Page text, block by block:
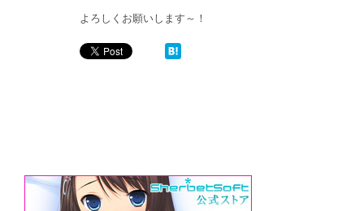
よろしくお願いします～！